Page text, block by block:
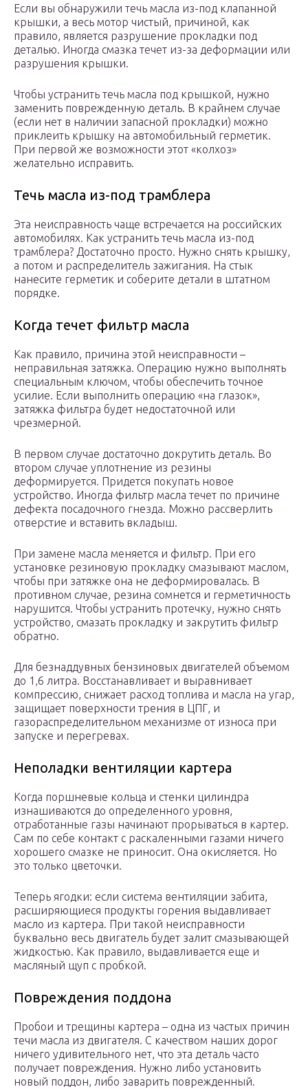
Если вы обнаружили течь масла из-под клапанной
крышки, а весь мотор чистый, причиной, как
правило, является разрушение прокладки под
деталью. Иногда смазка течет из-за деформации или
разрушения крышки.
Чтобы устранить течь масла под крышкой, нужно
заменить поврежденную деталь. В крайнем случае
(если нет в наличии запасной прокладки) можно
приклеить крышку на автомобильный герметик.
При первой же возможности этот «колхоз»
желательно исправить.
Течь масла из-под трамблера
Эта неисправность чаще встречается на российских
автомобилях. Как устранить течь масла из-под
трамблера? Достаточно просто. Нужно снять крышку,
а потом и распределитель зажигания. На стык
нанесите герметик и соберите детали в штатном
порядке.
Когда течет фильтр масла
Как правило, причина этой неисправности –
неправильная затяжка. Операцию нужно выполнять
специальным ключом, чтобы обеспечить точное
усилие. Если выполнить операцию «на глазок»,
затяжка фильтра будет недостаточной или
чрезмерной.
В первом случае достаточно докрутить деталь. Во
втором случае уплотнение из резины
деформируется. Придется покупать новое
устройство. Иногда фильтр масла течет по причине
дефекта посадочного гнезда. Можно рассверлить
отверстие и вставить вкладыш.
При замене масла меняется и фильтр. При его
установке резиновую прокладку смазывают маслом,
чтобы при затяжке она не деформировалась. В
противном случае, резина сомнется и герметичность
нарушится. Чтобы устранить протечку, нужно снять
устройство, смазать прокладку и закрутить фильтр
обратно.
Для безнаддувных бензиновых двигателей объемом
до 1,6 литра. Восстанавливает и выравнивает
компрессию, снижает расход топлива и масла на угар,
защищает поверхности трения в ЦПГ, и
газораспределительном механизме от износа при
запуске и перегревах.
Неполадки вентиляции картера
Когда поршневые кольца и стенки цилиндра
изнашиваются до определенного уровня,
отработанные газы начинают прорываться в картер.
Сам по себе контакт с раскаленными газами ничего
хорошего смазке не приносит. Она окисляется. Но
это только цветочки.
Теперь ягодки: если система вентиляции забита,
расширяющиеся продукты горения выдавливает
масло из картера. При такой неисправности
буквально весь двигатель будет залит смазывающей
жидкостью. Как правило, выдавливается еще и
масляный щуп с пробкой.
Повреждения поддона
Пробои и трещины картера – одна из частых причин
течи масла из двигателя. С качеством наших дорог
ничего удивительного нет, что эта деталь часто
получает повреждения. Нужно либо установить
новый поддон, либо заварить поврежденный.